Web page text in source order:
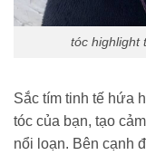
tóc highlight
Sắc tím tinh tế hứa
tóc của bạn, tạo
nổi loạn. Bên cạnh